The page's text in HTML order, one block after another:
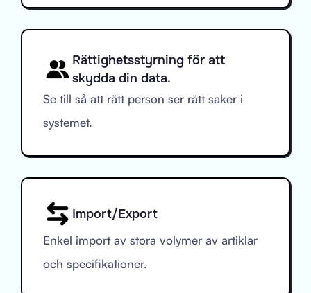
Rättighetsstyrning för att
skydda din data.
Se till så att rätt person ser rätt saker i
systemet.
Import/Export
Enkel import av stora volymer av artiklar
och specifikationer.